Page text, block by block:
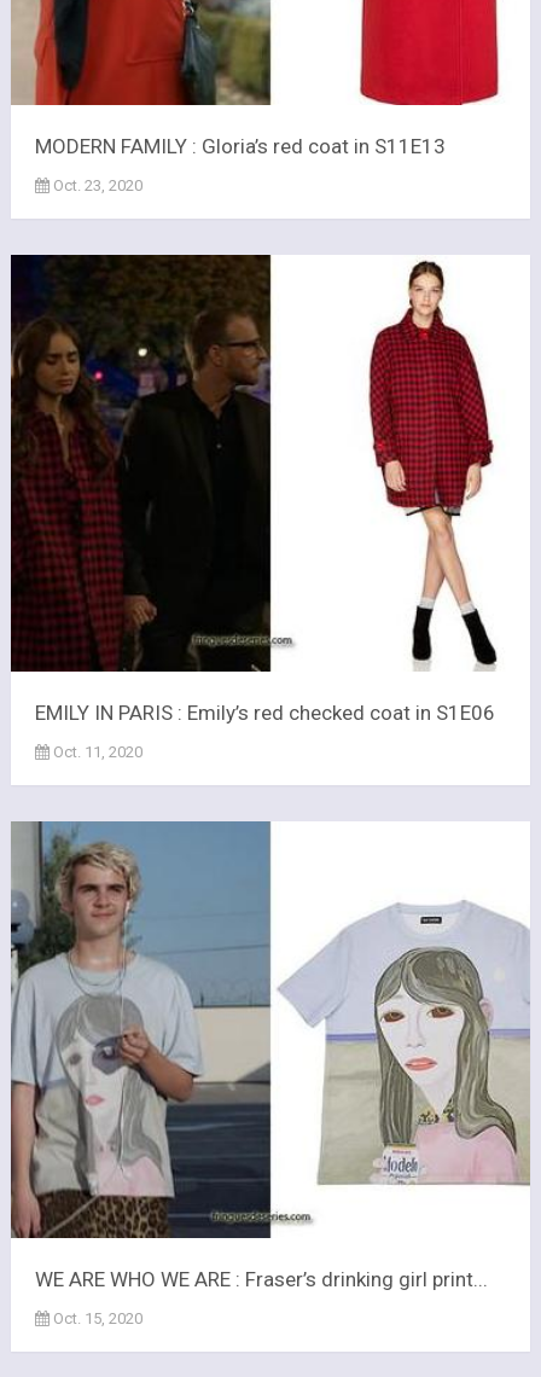
MODERN FAMILY : Gloria’s red coat in S11E13
Oct. 23, 2020
EMILY IN PARIS : Emily’s red checked coat in S1E06
Oct. 11, 2020
WE ARE WHO WE ARE : Fraser’s drinking girl print...
Oct. 15, 2020